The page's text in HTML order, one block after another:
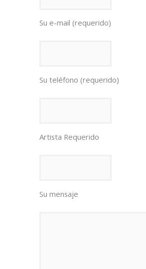
Su e-mail (requerido)
Su teléfono (requerido)
Artista Requerido
Su mensaje